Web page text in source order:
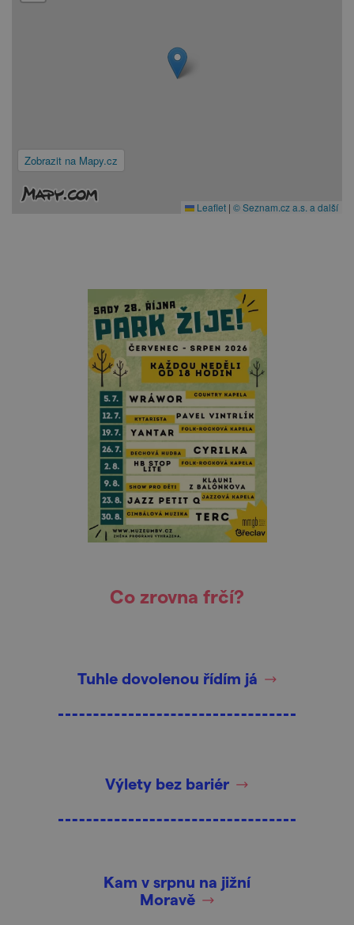
Zobrazit na Mapy.cz
Leaflet | © Seznam.cz a.s. a další
Co zrovna frčí?
Tuhle dovolenou řídím já
Výlety bez bariér
Kam v srpnu na jižní
Moravě